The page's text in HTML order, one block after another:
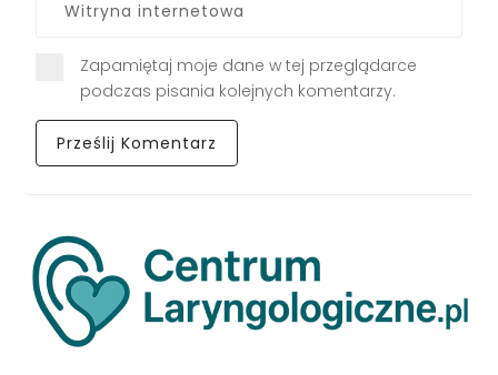
Zapamiętaj moje dane w tej przeglądarce
podczas pisania kolejnych komentarzy.